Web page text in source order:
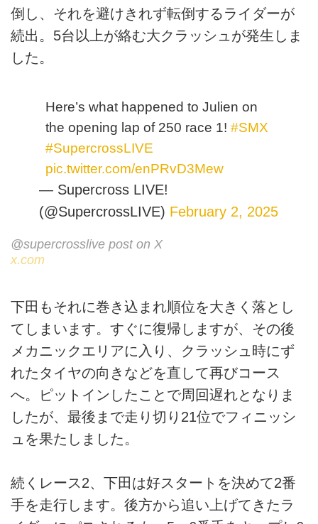
倒し、それを避けきれず転倒するライダーが
続出。5台以上が絡む大クラッシュが発生しま
した。
Here’s what happened to Julien on
the opening lap of 250 race 1!#SMX
#SupercrossLIVE
pic.twitter.com/enPRvD3Mew
— Supercross LIVE!
(@SupercrossLIVE) February 2, 2025
@supercrosslive post on X
x.com
下田もそれに巻き込まれ順位を大きく落とし
てしまいます。すぐに復帰しますが、その後
メカニックエリアに入り、クラッシュ時にず
れたタイヤの向きなどを直して再びコース
へ。ピットインしたことで周回遅れとなりま
したが、最後まで走り切り21位でフィニッシ
ュを果たしました。
続くレース2、下田は好スタートを決めて2番
手を走行します。後方から追い上げてきたラ